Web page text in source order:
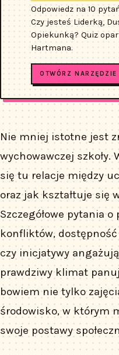
Odpowiedz na 10
Czy jesteś Liderką,
Opiekunką? Quiz
Hartmana.
OTWÓRZ NARZĘDZIE
Nie mniej istotne jest
wychowawczej szkoły.
się tu relacje między
oraz jak kształtuje się
Szczegółowe pytania
konfliktów,
czy inicjatywy
prawdziwy klimat
bowiem nie tylko
środowisko, w którym
swoje postawy